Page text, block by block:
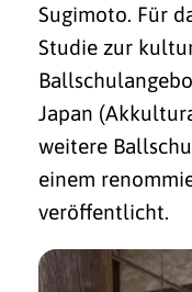
Sugimoto. Für
Studie zur
Japan
weitere
einem
veröffentlicht.